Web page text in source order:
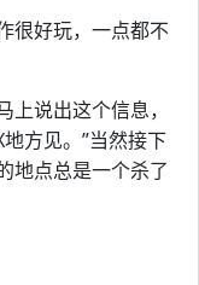
很好玩，一点都不
说出这个信息，
方见。”当然接下
地点总是一个杀了